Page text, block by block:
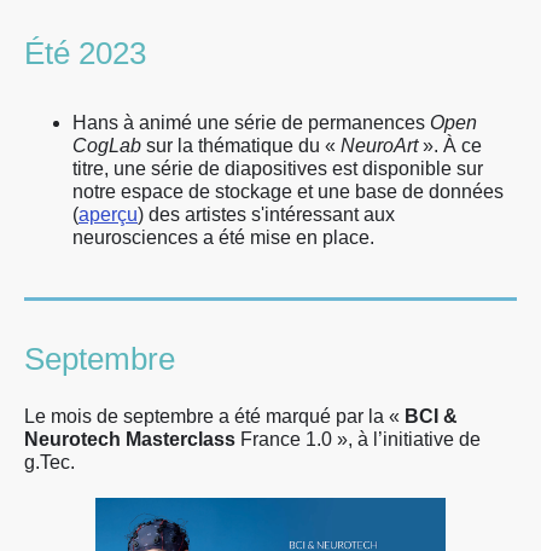
Été 2023
Hans à animé une série de permanences Open
CogLab sur la thématique du « NeuroArt». À ce
titre, une série de diapositives est disponible sur
notre espace de stockage et une base de données
(aperçu) des artistes s'intéressant aux
neurosciences a été mise en place.
Septembre
Le mois de septembre a été marqué par la « BCI &
Neurotech Masterclass France 1.0 », à l’initiative de
g.Tec.